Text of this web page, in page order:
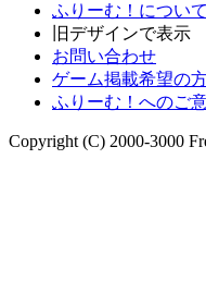
ふりーむ！について
旧デザインで表示
お問い合わせ
ゲーム掲載希望の
ふりーむ！へのご
Copyright (C) 2000-3000